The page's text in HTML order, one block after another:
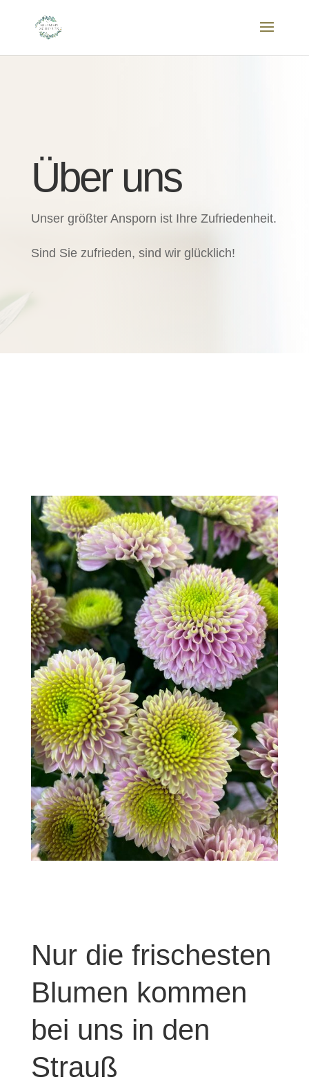
Über uns
Unser größter Ansporn ist Ihre Zufriedenheit.
Sind Sie zufrieden, sind wir glücklich!
Nur die frischesten
Blumen kommen
bei uns in den
Strauß